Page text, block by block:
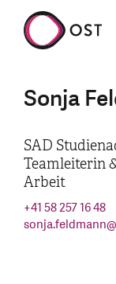
Sonja
SAD
Teamleiterin
Arbeit
+41 58 257 16 48
sonja.feldmann@